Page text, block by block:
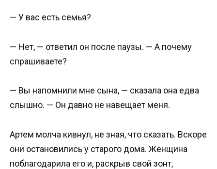
— У вас есть семья?
— Нет, — ответил он после паузы. — А почему
спрашиваете?
— Вы напомнили мне сына, — сказала она едва
слышно. — Он давно не навещает меня.
Артем молча кивнул, не зная, что сказать. Вскоре
они остановились у старого дома. Женщина
поблагодарила его и, раскрыв свой зонт,